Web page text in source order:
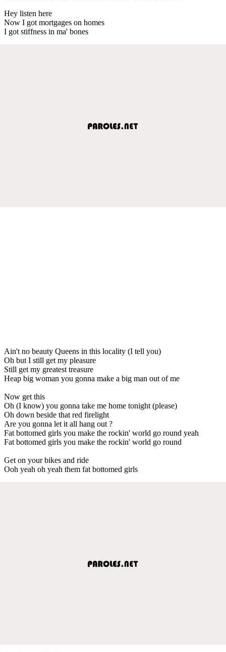
Hey listen here
Now I got mortgages on homes
I got stiffness in ma' bones
Ain't no beauty Queens in this locality (I tell you)
Oh but I still get my pleasure
Still get my greatest treasure
Heap big woman you gonna make a big man out of me
Now get this
Oh (I know) you gonna take me home tonight (please)
Oh down beside that red firelight
Are you gonna let it all hang out ?
Fat bottomed girls you make the rockin' world go round yeah
Fat bottomed girls you make the rockin' world go round
Get on your bikes and ride
Ooh yeah oh yeah them fat bottomed girls